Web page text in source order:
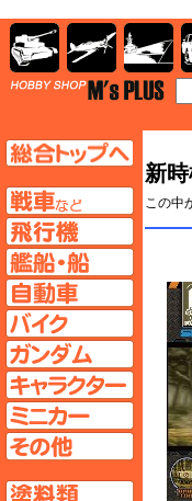
新
この中
AFV
飛行機
自動車
バイク
ガンダ
キャラ
ミニカ
その他
塗料ペー
AFV 飛行機